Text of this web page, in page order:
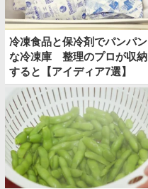
冷凍食品と保冷剤でパンパン
な冷凍庫 整理のプロが収納
すると【アイディア7選】